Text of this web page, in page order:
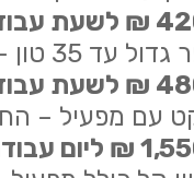
עבודה
מחפר
עבודה
עם מפעיל –
₪ ליום עבודה